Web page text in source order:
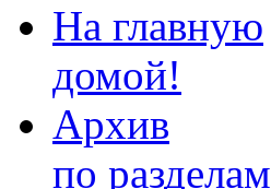
На главную
домой!
Архив
по разделам